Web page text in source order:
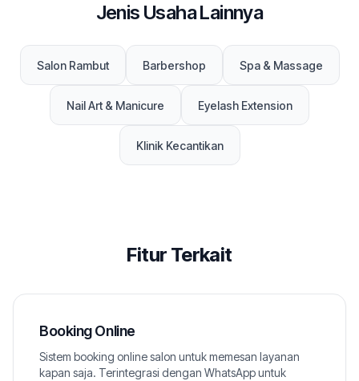
Jenis Usaha Lainnya
Salon Rambut Barbershop Spa & Massage
Nail Art & Manicure Eyelash Extension
Klinik Kecantikan
Fitur Terkait
Booking Online
Sistem booking online salon untuk memesan layanan
kapan saja. Terintegrasi dengan WhatsApp untuk